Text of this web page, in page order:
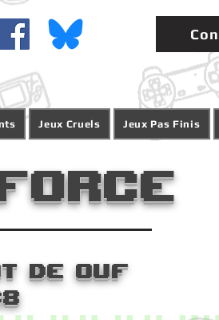
Jeux Cruels Jeux Pas Finis
De ouf